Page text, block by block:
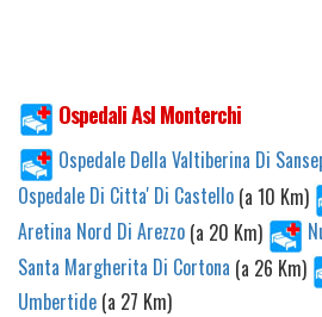
Ospedali Asl Monterchi
Ospedale Della Valtiberina Di
Ospedale Di Citta' Di Castello (a 10 Km)
Aretina Nord Di Arezzo (a 20 Km)
Santa Margherita Di Cortona (a 26 Km)
Umbertide (a 27 Km)